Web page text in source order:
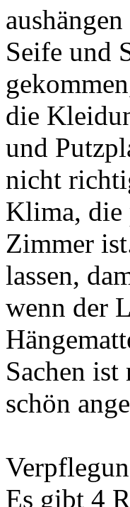
Seife und
die
und
nicht
Klima, die
Zimmer
lassen,
wenn der
Sachen
schön
Es gibt 4